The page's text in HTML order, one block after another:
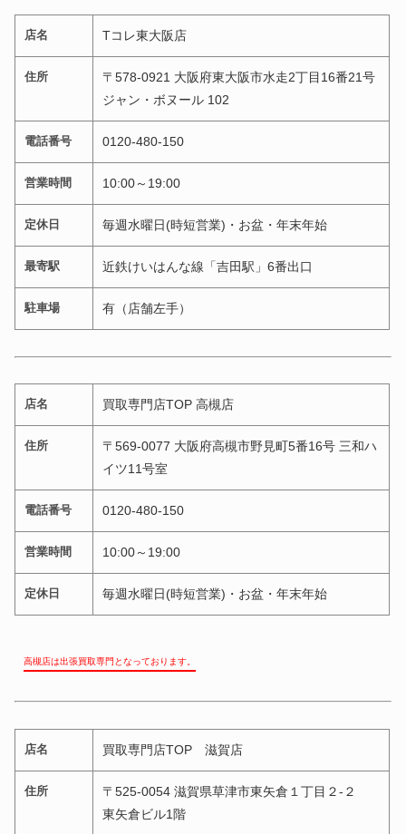
店名 Tコレ東大阪店
住所
〒578-0921 大阪府東大阪市水走2丁目16番21号
ジャン・ボヌール 102
電話番号 0120-480-150
営業時間 10:00～19:00
定休日 毎週水曜日(時短営業)・お盆・年末年始
最寄駅 近鉄けいはんな線「吉田駅」6番出口
駐車場 有（店舗左手）
店名 買取専門店TOP 高槻店
住所
〒569-0077 大阪府高槻市野見町5番16号 三和ハ
イツ11号室
電話番号 0120-480-150
営業時間 10:00～19:00
定休日 毎週水曜日(時短営業)・お盆・年末年始
高槻店は出張買取専門となっております。
店名 買取専門店TOP 滋賀店
住所
〒525-0054 滋賀県草津市東矢倉１丁目２-２
東矢倉ビル1階